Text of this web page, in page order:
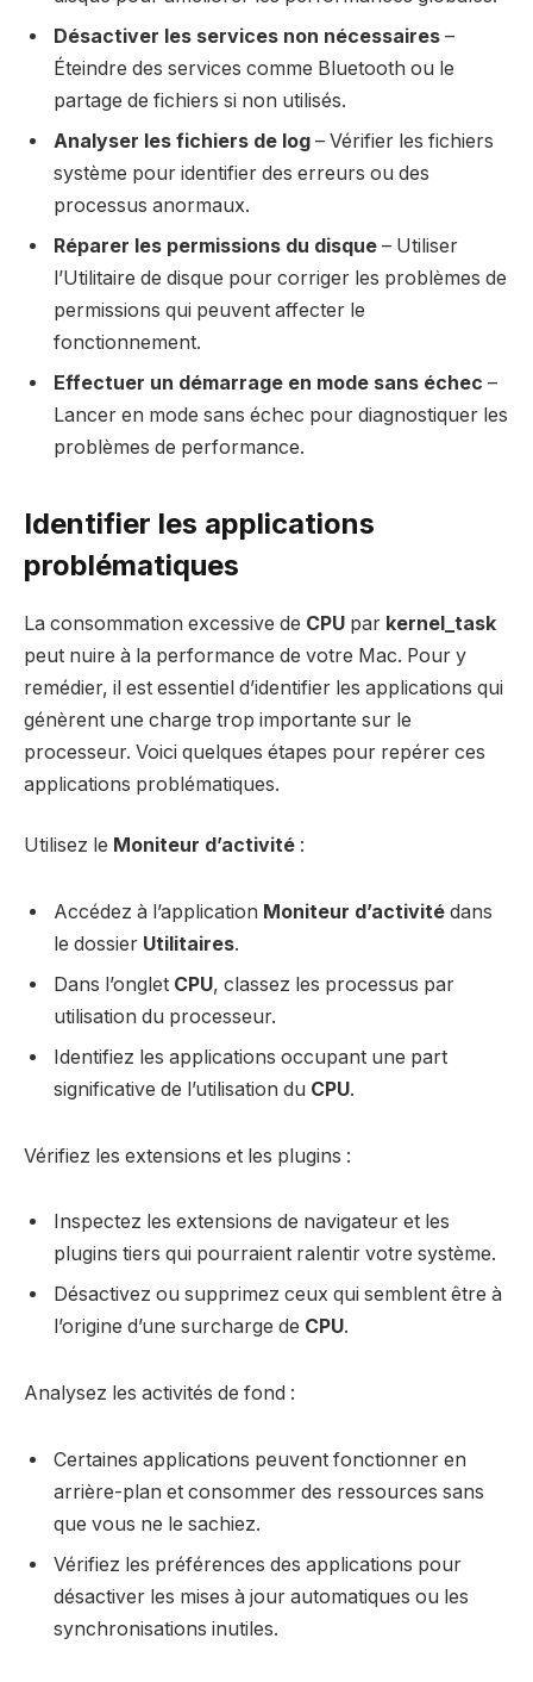
Désactiver les services non nécessaires –
Éteindre des services comme Bluetooth ou le
partage de fichiers si non utilisés.
Analyser les fichiers de log – Vérifier les fichiers
système pour identifier des erreurs ou des
processus anormaux.
Réparer les permissions du disque – Utiliser
l’Utilitaire de disque pour corriger les problèmes de
permissions qui peuvent affecter le
fonctionnement.
Effectuer un démarrage en mode sans échec –
Lancer en mode sans échec pour diagnostiquer les
problèmes de performance.
Identifier les applications
problématiques
La consommation excessive de CPU par kernel_task
peut nuire à la performance de votre Mac. Pour y
remédier, il est essentiel d’identifier les applications qui
génèrent une charge trop importante sur le
processeur. Voici quelques étapes pour repérer ces
applications problématiques.
Utilisez le Moniteur d’activité :
Accédez à l’application Moniteur d’activité dans
le dossier Utilitaires.
Dans l’onglet CPU, classez les processus par
utilisation du processeur.
Identifiez les applications occupant une part
significative de l’utilisation du CPU.
Vérifiez les extensions et les plugins :
Inspectez les extensions de navigateur et les
plugins tiers qui pourraient ralentir votre système.
Désactivez ou supprimez ceux qui semblent être à
l’origine d’une surcharge de CPU.
Analysez les activités de fond :
Certaines applications peuvent fonctionner en
arrière-plan et consommer des ressources sans
que vous ne le sachiez.
Vérifiez les préférences des applications pour
désactiver les mises à jour automatiques ou les
synchronisations inutiles.